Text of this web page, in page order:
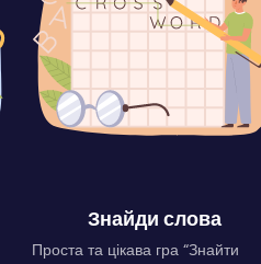
Знайди слова
Проста та цікава гра “Знайти